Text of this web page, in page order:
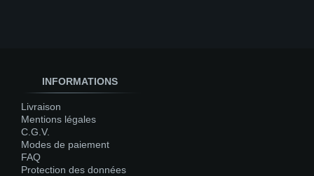
INFORMATIONS
Livraison
Mentions légales
C.G.V.
Modes de paiement
FAQ
Protection des données